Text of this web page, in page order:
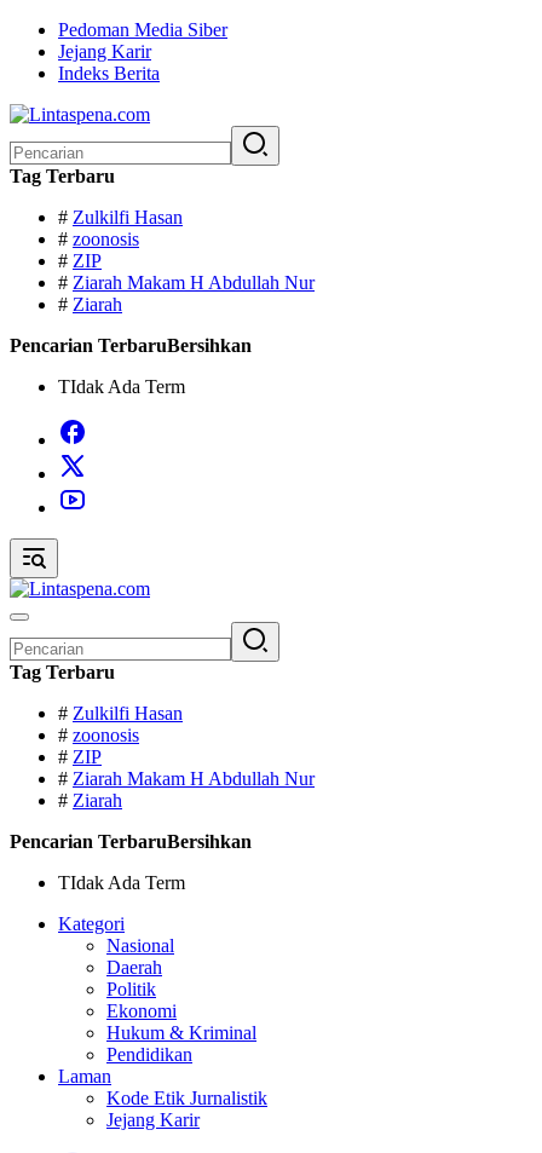
Langsung
konten
Pedoman Media Siber
Jejang Karir
Indeks Berita
untuk:
Tag Terbaru
# Zulkilfi Hasan
# zoonosis
# ZIP
# Ziarah Makam H Abdullah Nur
# Ziarah
Pencarian TerbaruBersihkan
TIdak Ada Term
untuk:
Tag Terbaru
# Zulkilfi Hasan
# zoonosis
# ZIP
# Ziarah Makam H Abdullah Nur
# Ziarah
Pencarian TerbaruBersihkan
TIdak Ada Term
Kategori
Nasional
Daerah
Politik
Ekonomi
Hukum & Kriminal
Pendidikan
Laman
Kode Etik Jurnalistik
Jejang Karir